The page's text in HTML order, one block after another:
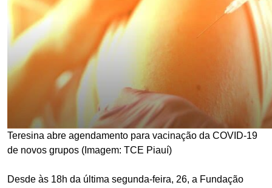
Teresina abre agendamento para vacinação da COVID-19
de novos grupos (Imagem: TCE Piauí)
Desde às 18h da última segunda-feira, 26, a Fundação